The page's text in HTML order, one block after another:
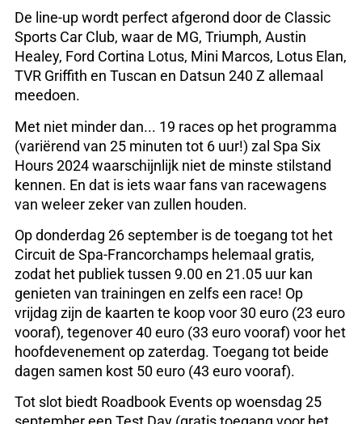
De line-up wordt perfect afgerond door de Classic
Sports Car Club, waar de MG, Triumph, Austin
Healey, Ford Cortina Lotus, Mini Marcos, Lotus Elan,
TVR Griffith en Tuscan en Datsun 240 Z allemaal
meedoen.
Met niet minder dan... 19 races op het programma
(variërend van 25 minuten tot 6 uur!) zal Spa Six
Hours 2024 waarschijnlijk niet de minste stilstand
kennen. En dat is iets waar fans van racewagens
van weleer zeker van zullen houden.
Op donderdag 26 september is de toegang tot het
Circuit de Spa-Francorchamps helemaal gratis,
zodat het publiek tussen 9.00 en 21.05 uur kan
genieten van trainingen en zelfs een race! Op
vrijdag zijn de kaarten te koop voor 30 euro (23 euro
vooraf), tegenover 40 euro (33 euro vooraf) voor het
hoofdevenement op zaterdag. Toegang tot beide
dagen samen kost 50 euro (43 euro vooraf).
Tot slot biedt Roadbook Events op woensdag 25